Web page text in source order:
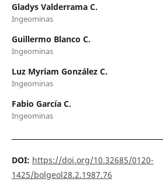
Gladys Valderrama C.
Ingeominas
Guillermo Blanco C.
Ingeominas
Luz Myriam González C.
Ingeominas
Fabio García C.
Ingeominas
DOI: https://doi.org/10.32685/0120-
1425/bolgeol28.2.1987.76